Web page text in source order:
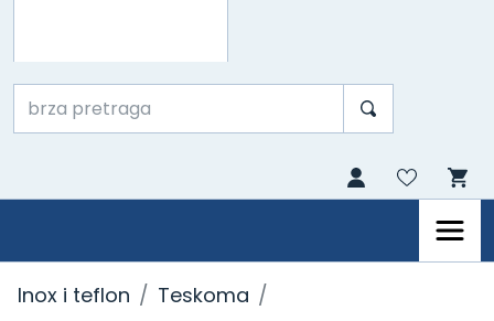
Inox i teflon Teskoma